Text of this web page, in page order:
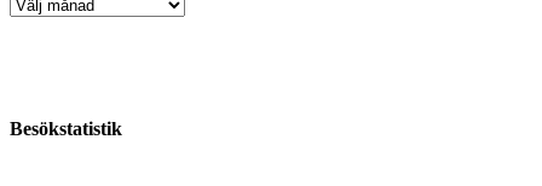
Besökstatistik